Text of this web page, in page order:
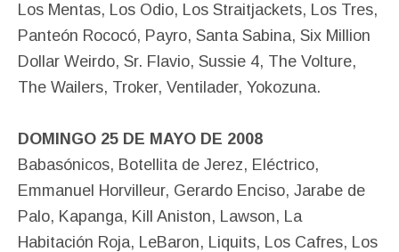
Los Mentas, Los Odio, Los Straitjackets, Los Tres,
Panteón Rococó, Payro, Santa Sabina, Six Million
Dollar Weirdo, Sr. Flavio, Sussie 4, The Volture,
The Wailers, Troker, Ventilader, Yokozuna.
DOMINGO 25 DE MAYO DE 2008
Babasónicos, Botellita de Jerez, Eléctrico,
Emmanuel Horvilleur, Gerardo Enciso, Jarabe de
Palo, Kapanga, Kill Aniston, Lawson, La
Habitación Roja, LeBaron, Liquits, Los Cafres, Los